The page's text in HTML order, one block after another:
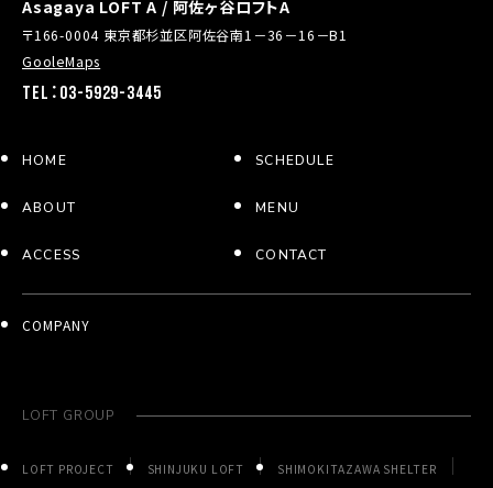
Asagaya LOFT A / 阿佐ヶ谷ロフトA
〒166-0004 東京都杉並区阿佐谷南1－36－16－B1
GooleMaps
TEL：03-5929-3445
HOME SCHEDULE
ABOUT MENU
ACCESS CONTACT
COMPANY
LOFT GROUP
LOFT PROJECT SHINJUKU LOFT SHIMOKITAZAWA SHELTER